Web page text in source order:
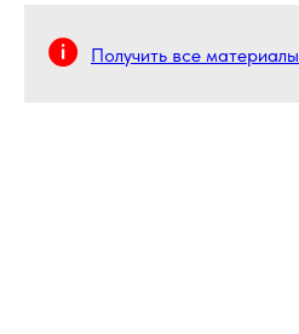
Получить все материалы